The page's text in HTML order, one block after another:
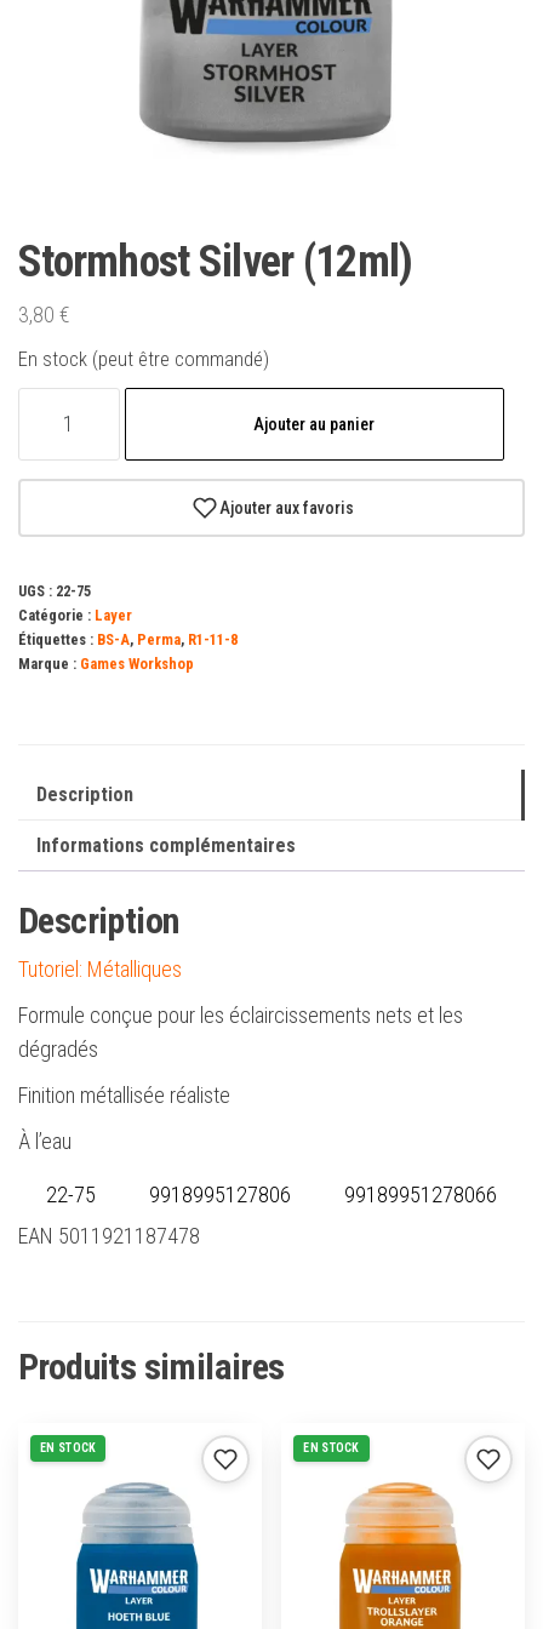
Stormhost Silver (12ml)
3,80 €
En stock (peut être commandé)
(12ml)
Ajouter au panier
Ajouter aux favoris
UGS : 22-75
Catégorie : Layer
Étiquettes : BS-A, Perma, R1-11-8
Marque : Games Workshop
Description
Informations complémentaires
Description
Tutoriel: Métalliques
Formule conçue pour les éclaircissements nets et les
dégradés
Finition métallisée réaliste
À l’eau
22-75 9918995127806
99189951278066
EAN 5011921187478
Produits similaires
EN STOCK EN STOCK